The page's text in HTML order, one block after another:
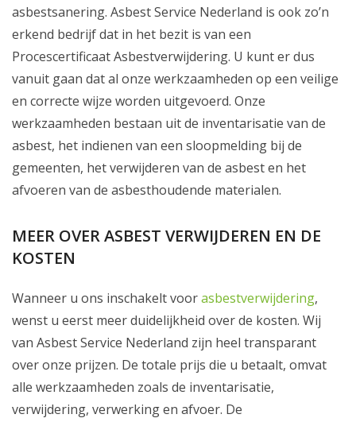
asbestsanering. Asbest Service Nederland is ook zo’n
erkend bedrijf dat in het bezit is van een
Procescertificaat Asbestverwijdering. U kunt er dus
vanuit gaan dat al onze werkzaamheden op een veilige
en correcte wijze worden uitgevoerd. Onze
werkzaamheden bestaan uit de inventarisatie van de
asbest, het indienen van een sloopmelding bij de
gemeenten, het verwijderen van de asbest en het
afvoeren van de asbesthoudende materialen.
MEER OVER ASBEST VERWIJDEREN EN DE
KOSTEN
Wanneer u ons inschakelt voorasbestverwijdering,
wenst u eerst meer duidelijkheid over de kosten. Wij
van Asbest Service Nederland zijn heel transparant
over onze prijzen. De totale prijs die u betaalt, omvat
alle werkzaamheden zoals de inventarisatie,
verwijdering, verwerking en afvoer. De